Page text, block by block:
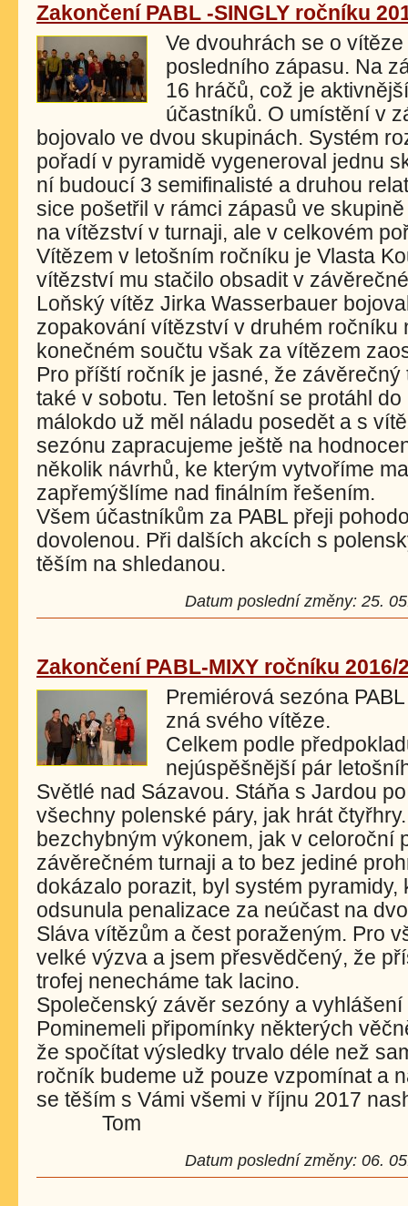
Zakončení PABL -SINGLY ročníku
Ve dvouhrách se o
posledního zápasu. Na
16 hráčů, což je
účastníků. O umístění v
bojovalo ve dvou skupinách. Systém
pořadí v pyramidě vygeneroval jednu
ní budoucí 3 semifinalisté a druhou
sice pošetřil v rámci zápasů ve
na vítězství v turnaji, ale v celkovém
Vítězem v letošním ročníku je Vlasta
vítězství mu stačilo obsadit v
Loňský vítěz Jirka Wasserbauer
zopakování vítězství v druhém ročníku
konečném součtu však za vítězem
Pro příští ročník je jasné, že
také v sobotu. Ten letošní se protáhl
málokdo už měl náladu posedět a s
sezónu zapracujeme ještě na
několik návrhů, ke kterým vytvoříme
zapřemýšlíme nad finálním řešením.
Všem účastníkům za PABL přeji
dovolenou. Při dalších akcích s
těším na
Datum poslední změny: 25.
Zakončení PABL-MIXY ročníku 2016/
Premiérová sezóna
zná svého vítěze.
Celkem podle
nejúspěšnější pár
Světlé nad Sázavou. Stáňa s Jardou
všechny polenské páry, jak hrát
bezchybným výkonem, jak v celoroční
závěrečném turnaji a to bez jediné
dokázalo porazit, byl systém pyramidy,
odsunula penalizace za neúčast na
Sláva vítězům a čest poraženým. Pro
velké výzva a jsem přesvědčený, že
trofej nenecháme tak lacino.
Společenský závěr sezóny a
Pominemeli připomínky některých
že spočítat výsledky trvalo déle než
ročník budeme už pouze vzpomínat a
se těším s Vámi všemi v říjnu
Tom
Datum poslední změny: 06.